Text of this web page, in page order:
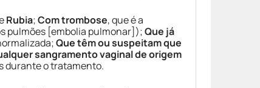
Rubia;Com trombose, que é a
pulmões [embolia pulmonar]);Que já
Que têm ou suspeitam que
sangramento vaginal de origem
durante o tratamento.